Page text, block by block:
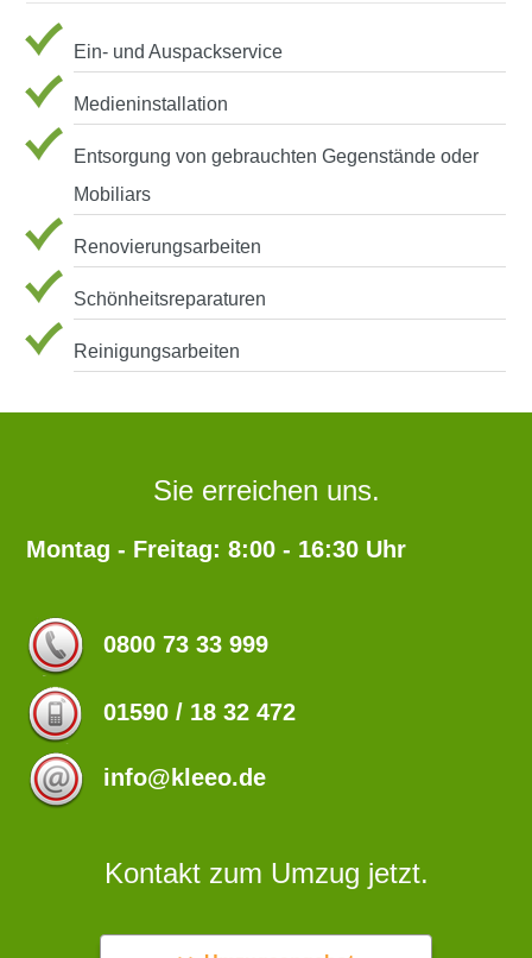
Ein- und Auspackservice
Medieninstallation
Entsorgung von gebrauchten Gegenstände oder
Mobiliars
Renovierungsarbeiten
Schönheitsreparaturen
Reinigungsarbeiten
Sie erreichen uns.
Montag - Freitag: 8:00 - 16:30 Uhr
0800 73 33 999
01590 / 18 32 472
info@kleeo.de
Kontakt zum Umzug jetzt.